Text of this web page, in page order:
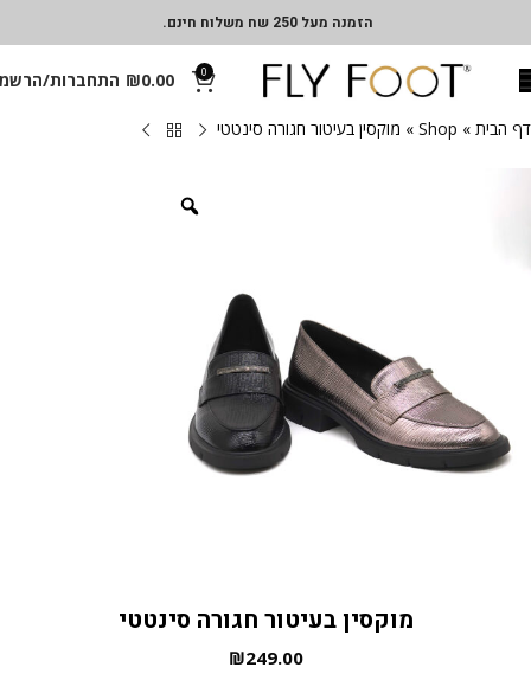
הזמנה מעל 250 שח משלוח חינם.
0
₪0.00 התחברות/
דף הבית »
Shop
» מוקסין בעיטור חגורה סינטטי
מוקסין בעיטור חגורה סינטטי
₪249.00